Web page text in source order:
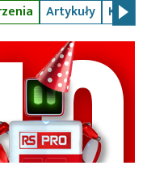
Artykuły Kursy